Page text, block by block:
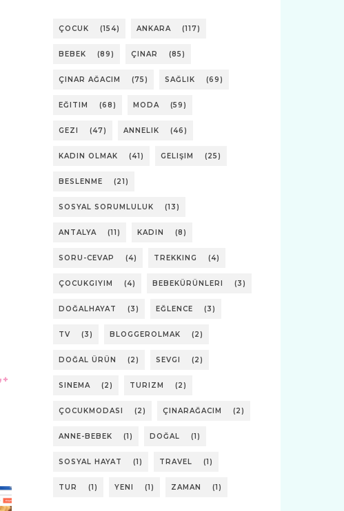
ÇOCUK (154) ANKARA (117)
BEBEK (89) ÇINAR (85)
ÇINAR AĞACIM (75) SAĞLIK (69)
EĞITIM (68) MODA (59)
GEZI (47) ANNELIK (46)
KADIN OLMAK (41) GELIŞIM (25)
BESLENME (21)
SOSYAL SORUMLULUK (13)
ANTALYA (11) KADIN (8)
SORU-CEVAP (4) TREKKING (4)
ÇOCUKGIYIM (4) BEBEKÜRÜNLERI (3)
DOĞALHAYAT (3) EĞLENCE (3)
TV (3) BLOGGEROLMAK (2)
DOĞAL ÜRÜN (2) SEVGI (2)
SINEMA (2) TURIZM (2)
ÇOCUKMODASI (2) ÇINARAĞACIM (2)
ANNE-BEBEK (1) DOĞAL (1)
SOSYAL HAYAT (1) TRAVEL (1)
TUR (1) YENI (1) ZAMAN (1)